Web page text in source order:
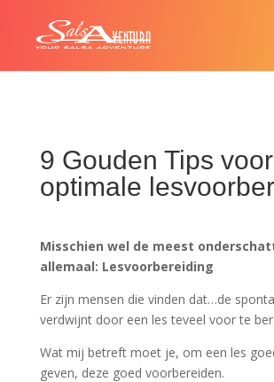
9 Gouden Tips
optimale
Misschien wel de meest
allemaal: Lesvoorbereiding
Er zijn mensen die vinden dat…de
verdwijnt door een les teveel voor te
Wat mij betreft moet je, om een les
geven, deze goed voorbereiden.